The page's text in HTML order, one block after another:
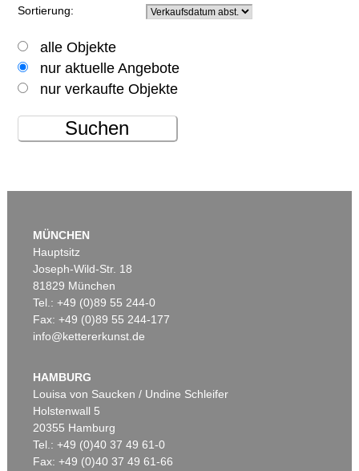
Sortierung:
alle Objekte
nur aktuelle Angebote
nur verkaufte Objekte
Suchen
MÜNCHEN
Hauptsitz
Joseph-Wild-Str. 18
81829 München
Tel.: +49 (0)89 55 244-0
Fax: +49 (0)89 55 244-177
info@kettererkunst.de
HAMBURG
Louisa von Saucken / Undine Schleifer
Holstenwall 5
20355 Hamburg
Tel.: +49 (0)40 37 49 61-0
Fax: +49 (0)40 37 49 61-66